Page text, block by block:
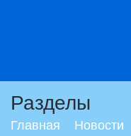
Разделы
Главная Новости